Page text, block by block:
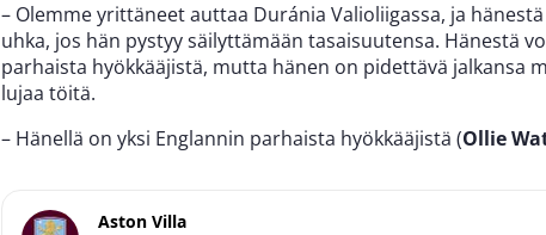
– Olemme yrittäneet auttaa Duránia Valioliigassa, ja
uhka, jos hän pystyy säilyttämään tasaisuutensa. Hänestä
parhaista hyökkääjistä, mutta hänen on pidettävä jalkansa
lujaa töitä.
– Hänellä on yksi Englannin parhaista hyökkääjistä (Ollie
Aston Villa